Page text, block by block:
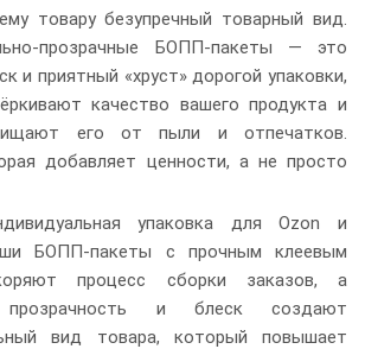
товару безупречный товарный вид.
прозрачные БОПП-пакеты — это
и приятный «хруст» дорогой упаковки,
качество вашего продукта и
его от пыли и отпечатков.
добавляет ценности, а не просто
упаковка для Ozon и
БОПП-пакеты с прочным клеевым
процесс сборки заказов, а
прозрачность и блеск создают
вид товара, который повышает